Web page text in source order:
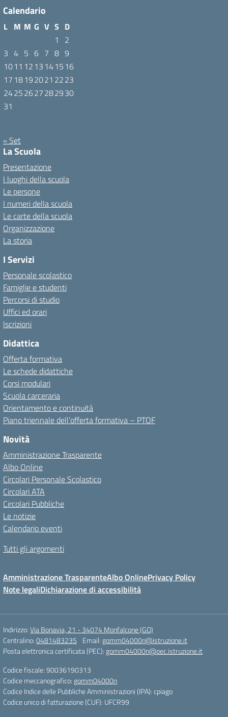
Calendario
L M M G V S D
1
2
3 4 5 6 7 8 9
1011 12 13 1415 16
17 18192021 2223
24252627282930
31
« Set
La Scuola
Presentazione
I luoghi della scuola
Le persone
I numeri della scuola
Le carte della scuola
Organizzazione
La storia
I Servizi
Personale scolastico
Famiglie e studenti
Percorsi di studio
Uffici ed orari
Iscrizioni
Didattica
Offerta formativa
Le schede didattiche
Corsi modulari
Scuola carceraria
Orientamento e continuità
Piano triennale dell’offerta formativa – PTOF
Novità
Amministrazione Trasparente
Albo Online
Circolari Personale Scolastico
Circolari ATA
Circolari Pubbliche
Le notizie
Calendario eventi
Tutti gli argomenti
Amministrazione TrasparenteAlbo OnlinePrivacy Policy
Note legaliDichiarazione di accessibilità
Indirizzo:Via Bonavia, 21 - 34074 Monfalcone (GO)
Centralino:0481483235 Email: gomm04000n@istruzione.it
Posta elettronica certificata (PEC): gomm04000n@pec.istruzione.it
Codice fiscale: 90036190313
Codice meccanografico: gomm04000n
Codice Indice delle Pubbliche Amministrazioni (IPA): cpiago
Codice unico di fatturazione (CUF): UFCR99